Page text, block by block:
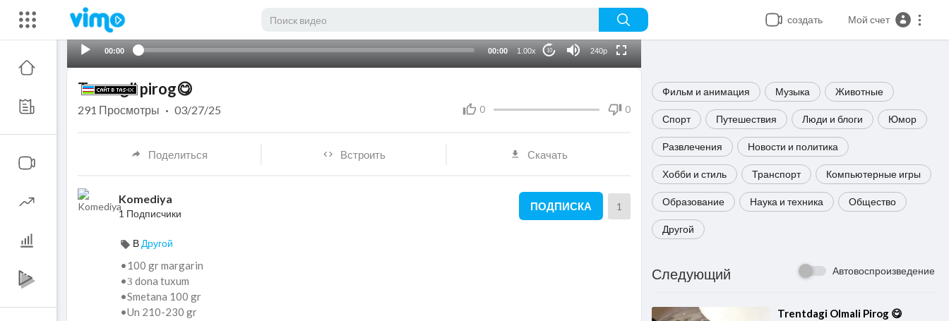
создать Мой счет
00:00 00:00 1.00x 10 240p
Фильм и анимация Музыка Животные
Спорт Путешествия Люди и блоги Юмор
Развлечения Новости и политика
Хобби и стиль Транспорт Компьютерные игры
Образование Наука и техника Общество
Другой
Следующий Автовоспроизведение
⁣Trentdagi Olmali Pirog 😋
Tvorogli pirog😋
0 0
291 Просмотры · 03/27/25
Поделиться Встроить Скачать
Komediya
1 Подписчики
ПОДПИСКА 1
В Другой
•100 gr margarin
•З dona tuxum
•Smetana 100 gr
•Un 210-230 gr